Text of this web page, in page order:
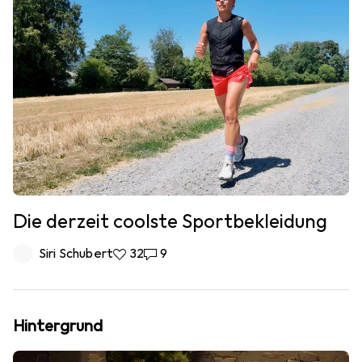
Die derzeit coolste Sportbekleidung
Siri Schubert32 Likes
329 Kommentare
9
Hintergrund